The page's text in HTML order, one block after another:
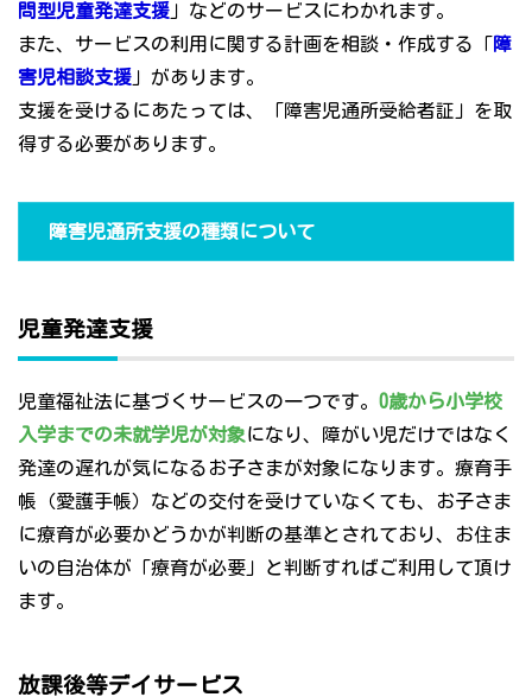
問型児童発達支援 」などのサービスにわかれます。
また、サービスの利用に関する計画を相談・作成する「障
害児相談支援 」があります。
支援を受けるにあたっては、「障害児通所受給者証」を取
得する必要があります。
障害児通所支援の種類について
児童発達支援
児童福祉法に基づくサービスの一つです。 0歳から小学校
入学までの未就学児が対象になり、障がい児だけではなく
発達の遅れが気になるお子さまが対象になります。療育手
帳（愛護手帳）などの交付を受けていなくても、お子さま
に療育が必要かどうかが判断の基準とされており、お住ま
いの自治体が「療育が必要」と判断すればご利用して頂け
ます。
放課後等デイサービス